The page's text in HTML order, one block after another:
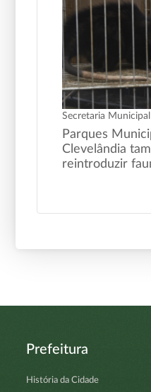
Secretaria
Parques
Clevelândia
reintroduzir
Prefeitura
História da Cidade